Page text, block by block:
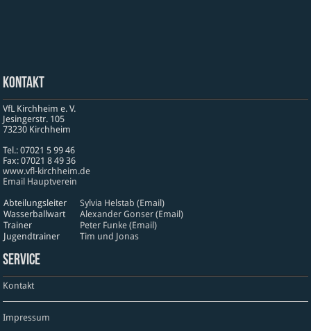
Kontakt
VfL Kirchheim e. V.
Jesinger­str. 105
73230 Kirch­heim
Tel.: 07021 5 99 46
Fax: 07021 8 49 36
www​.vfl​-kirch​heim​.de
Email Hauptverein
Abteilungsleiter
Sylvia Helstab (Email)
Wasserballwart
Alexander Gonser (Email)
Trainer
Peter Funke (Email)
Jugendtrainer
Tim und Jonas
Service
Kontakt
Impressum